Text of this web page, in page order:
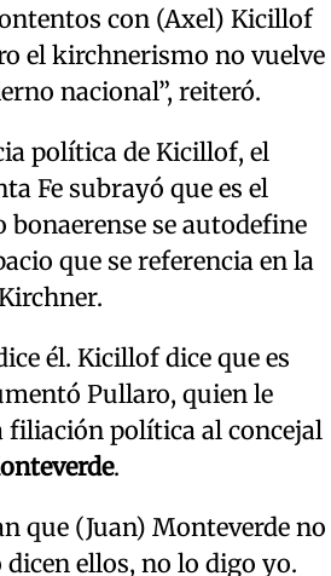
con (Axel) Kicillof
el kirchnerismo no vuelve
nacional”, reiteró.
política de Kicillof, el
Fe subrayó que es el
se autodefine
que se referencia en la
él. Kicillof dice que es
Pullaro, quien le
política al concejal
.
que (Juan) Monteverde no
ellos, no lo digo yo.